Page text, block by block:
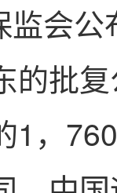
会
的批
1，